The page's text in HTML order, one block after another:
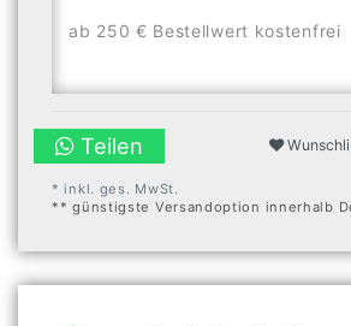
ab 250 € Bestellwert kostenfrei
Teilen
* inkl. ges. MwSt.
** günstigste Versandoption innerhalb